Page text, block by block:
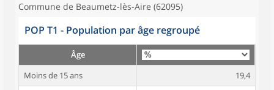
Commune de Beaumetz-lès-Aire (62095)
POP T1 - Population par âge regroupé
Âge
Moins de 15 ans
19,4